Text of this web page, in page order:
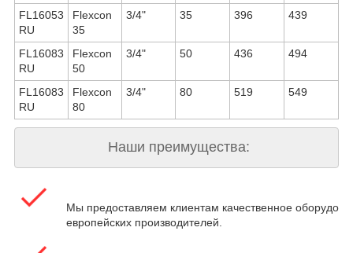
FL16053
RU
Flexcon
35
3/4" 35 396 439
FL16083
RU
Flexcon
50
3/4" 50 436 494
FL16083
RU
Flexcon
80
3/4" 80 519 549
Наши преимущества:
Мы предоставляем клиентам качественное
европейских производителей.